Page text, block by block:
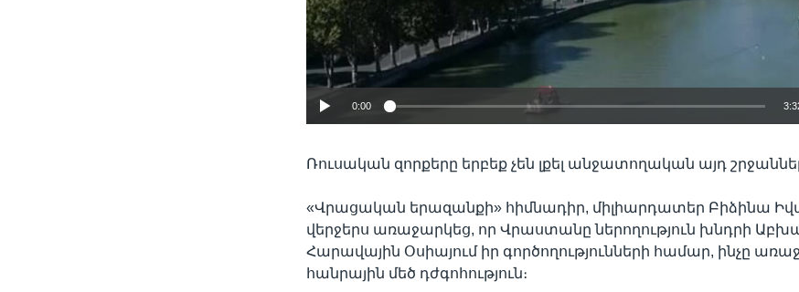
EMBED
0:00
Ռուսական զորքերը երբեք չեն լքել անջատողական այդ
«Վրացական երազանքի» հիմնադիր, միլիարդատեր Բիձինա
վերջերս առաջարկեց, որ Վրաստանը ներողություն խնդրի
Հարավային Օսիայում իր գործողությունների համար, ինչը
հանրային մեծ դժգոհություն։